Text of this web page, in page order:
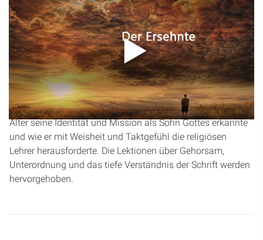
4. Dezember 2015 1.269Klicks Download
In dieser Predigt wird die biblische Geschichte von Jesus
im Tempel mit zwölf Jahren beleuchtet. Christopher Kramp
erklärt die Bedeutung des Passafestes und die religiösen
Pflichten der Israeliten. Er beleuchtet, wie Jesus in diesem
Alter seine Identität und Mission als Sohn Gottes erkannte
und wie er mit Weisheit und Taktgefühl die religiösen
Lehrer herausforderte. Die Lektionen über Gehorsam,
Unterordnung und das tiefe Verständnis der Schrift werden
hervorgehoben.
Über Uns
Kontakt
Spenden